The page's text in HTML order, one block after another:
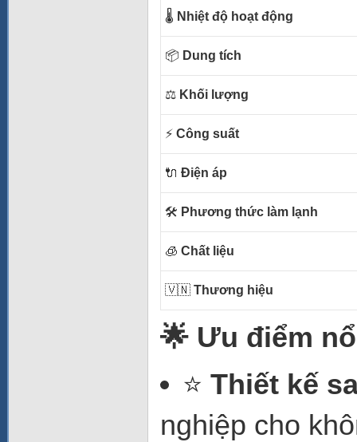
🌡️ Nhiệt độ hoạt động
📦 Dung tích
⚖️ Khối lượng
⚡ Công suất
🔌 Điện áp
🛠️ Phương thức làm lạnh
🧊 Chất liệu
🇻🇳 Thương hiệu
🌟 Ưu điểm
⭐ Thiết kế
nghiệp cho